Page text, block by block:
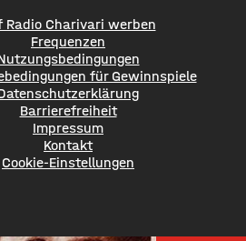
Radio Charivari werben
Frequenzen
für Gewinnspiele
Barrierefreiheit
Impressum
Kontakt
Cookie-Einstellungen